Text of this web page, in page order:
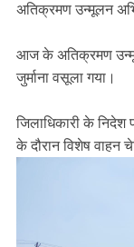
अतिक्रमण उन्मूलन
आज के अतिक्रमण
जुर्माना वसूला गया।
जिलाधिकारी के निदेश
के दौरान विशेष वाहन